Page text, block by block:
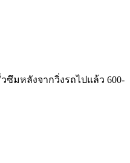
มหลังจากวิ่งรถไปแล้ว 600-